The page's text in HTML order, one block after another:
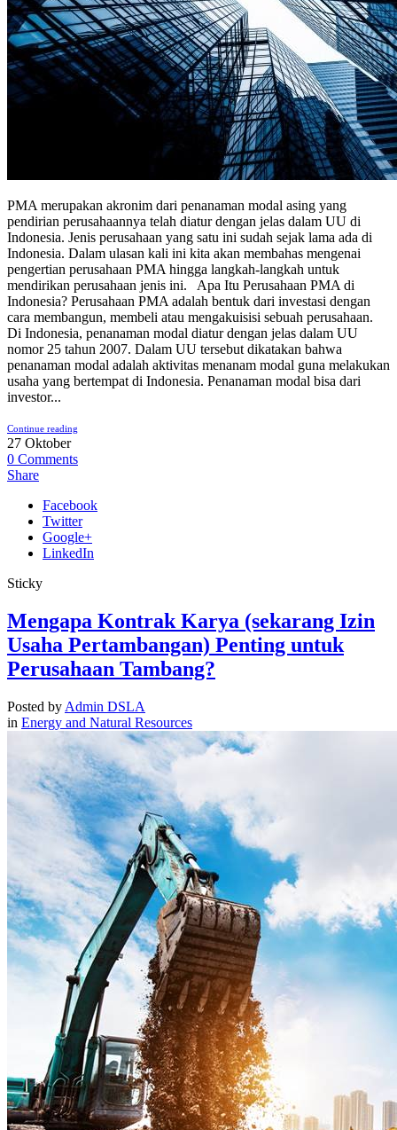
PMA merupakan akronim dari penanaman modal asing yang
pendirian perusahaannya telah diatur dengan jelas dalam UU di
Indonesia. Jenis perusahaan yang satu ini sudah sejak lama ada di
Indonesia. Dalam ulasan kali ini kita akan membahas mengenai
pengertian perusahaan PMA hingga langkah-langkah untuk
mendirikan perusahaan jenis ini. Apa Itu Perusahaan PMA di
Indonesia? Perusahaan PMA adalah bentuk dari investasi dengan
cara membangun, membeli atau mengakuisisi sebuah perusahaan.
Di Indonesia, penanaman modal diatur dengan jelas dalam UU
nomor 25 tahun 2007. Dalam UU tersebut dikatakan bahwa
penanaman modal adalah aktivitas menanam modal guna melakukan
usaha yang bertempat di Indonesia. Penanaman modal bisa dari
investor...
Continue reading
27 Oktober
0 Comments
Share
Facebook
Twitter
Google+
LinkedIn
Sticky
Mengapa Kontrak Karya (sekarang Izin
Usaha Pertambangan) Penting untuk
Perusahaan Tambang?
Posted by Admin DSLA
in Energy and Natural Resources